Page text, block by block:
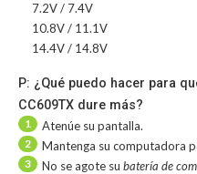
7.2V / 7.4V
10.8V / 11.1V
14.4V / 14.8V
P: ¿Qué puedo hacer para
CC609TX dure más?
1 Atenúe su pantalla.
2 Mantenga su computadora
3 No se agote su batería de